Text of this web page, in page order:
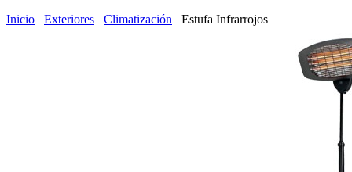
Inicio
Exteriores Climatización Estufa Infrarrojos